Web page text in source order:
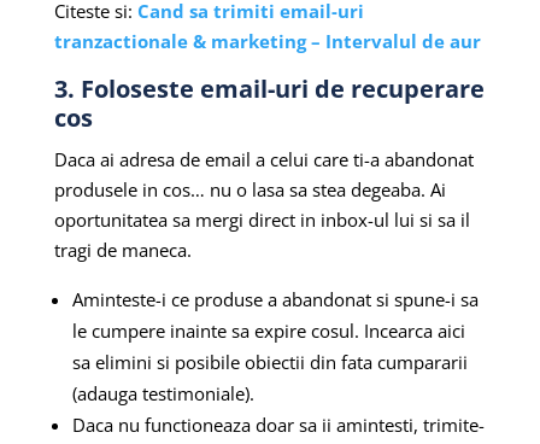
Citeste si: Cand sa trimiti email-uri
tranzactionale & marketing – Intervalul de aur
3. Foloseste email-uri de recuperare
cos
Daca ai adresa de email a celui care ti-a abandonat
produsele in cos… nu o lasa sa stea degeaba. Ai
oportunitatea sa mergi direct in inbox-ul lui si sa il
tragi de maneca.
Aminteste-i ce produse a abandonat si spune-i sa
le cumpere inainte sa expire cosul. Incearca aici
sa elimini si posibile obiectii din fata cumpararii
(adauga testimoniale).
Daca nu functioneaza doar sa ii amintesti, trimite-